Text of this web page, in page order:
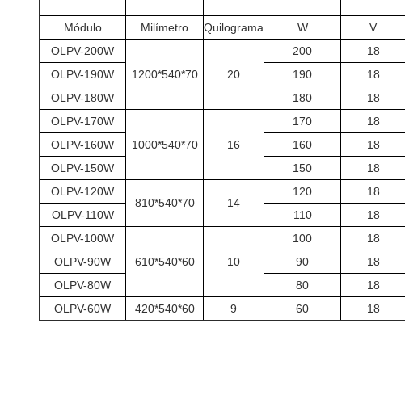
Módulo Milímetro Quilograma W V
OLPV-200W
1200*540*70
20
200 18
OLPV-190W
190 18
OLPV-180W
180 18
OLPV-170W
1000*540*70
16
170 18
OLPV-160W
160 18
OLPV-150W
150 18
OLPV-120W
810*540*70
14
120 18
OLPV-110W
110 18
OLPV-100W
610*540*60
10
100 18
OLPV-90W
90 18
OLPV-80W
80 18
OLPV-60W
420*540*60 9 60 18